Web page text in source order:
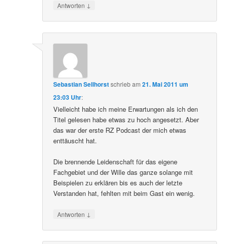
Antworten ↓
Sebastian Sellhorstschriebam21. Mai 2011 um
23:03 Uhr:
Vielleicht habe ich meine Erwartungen als ich den
Titel gelesen habe etwas zu hoch angesetzt. Aber
das war der erste RZ Podcast der mich etwas
enttäuscht hat.
Die brennende Leidenschaft für das eigene
Fachgebiet und der Wille das ganze solange mit
Beispielen zu erklären bis es auch der letzte
Verstanden hat, fehlten mit beim Gast ein wenig.
Antworten ↓